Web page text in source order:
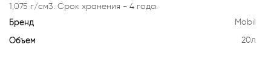
1,075 г/см3. Срок хранения - 4 года.
Бренд Mobil
Объем 20л